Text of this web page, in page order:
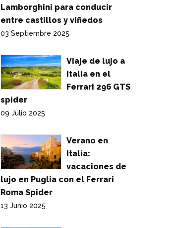
Lamborghini para conducir
entre castillos y viñedos
03 Septiembre 2025
Viaje de lujo a
Italia en el
Ferrari 296 GTS
spider
09 Julio 2025
Verano en
Italia:
vacaciones de
lujo en Puglia con el Ferrari
Roma Spider
13 Junio 2025